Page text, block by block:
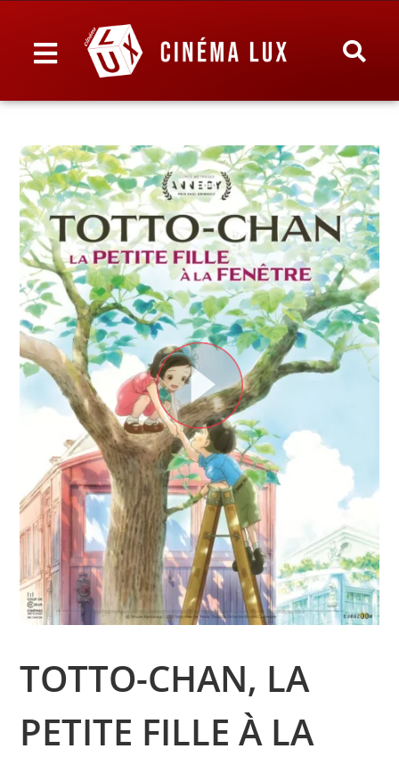
TOTTO-CHAN, LA
PETITE FILLE À LA